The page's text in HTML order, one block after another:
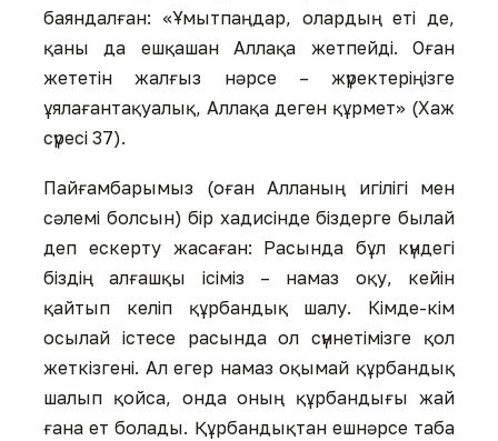
баяндалған: «Ұмытпаңдар, олардың еті де,
қаны да ешқашан Аллақа жетпейді. Оған
жететін жалғыз нәрсе – жүректеріңізге
ұялағантақуалық, Аллақа деген құрмет» (Хаж
сүресі 37).
Пайғамбарымыз (оған Алланың игілігі мен
сәлемі болсын) бір хадисінде біздерге былай
деп ескерту жасаған: Расында бұл күндегі
біздің алғашқы ісіміз – намаз оқу, кейін
қайтып келіп құрбандық шалу. Кімде-кім
осылай істесе расында ол сүннетімізге қол
жеткізгені. Ал егер намаз оқымай құрбандық
шалып қойса, онда оның құрбандығы жай
ғана ет болады. Құрбандықтан ешнәрсе таба